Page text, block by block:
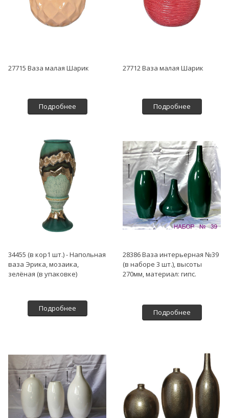
27715 Ваза малая Шарик
Подробнее
27712 Ваза малая Шарик
Подробнее
34455 (в кор1 шт.) - Напольная
ваза Эрика, мозаика,
зелёная (в упаковке)
Подробнее
28386 Ваза интерьерная №39
(в наборе 3 шт.), высоты
270мм, материал: гипс.
Подробнее